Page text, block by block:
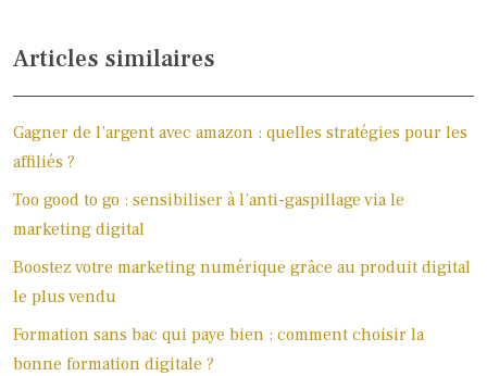
Articles similaires
Gagner de l’argent avec amazon : quelles stratégies pour les
affiliés ?
Too good to go : sensibiliser à l’anti-gaspillage via le
marketing digital
Boostez votre marketing numérique grâce au produit digital
le plus vendu
Formation sans bac qui paye bien : comment choisir la
bonne formation digitale ?